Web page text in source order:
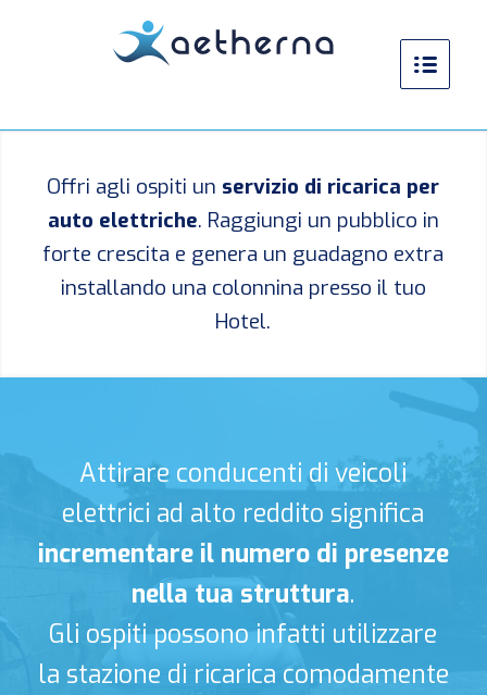
Offri agli ospiti un servizio di ricarica per
auto elettriche. Raggiungi un pubblico in
forte crescita e genera un guadagno extra
installando una colonnina presso il tuo
Hotel.
Attirare conducenti di veicoli
elettrici ad alto reddito significa
incrementare il numero di presenze
nella tua struttura.
Gli ospiti possono infatti utilizzare
la stazione di ricarica comodamente